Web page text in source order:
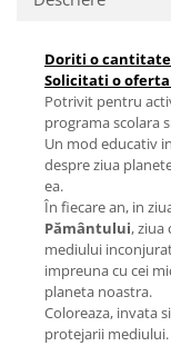
Doriti o
Solicitati o oferta
Potrivit pentru
programa scolara
Un mod educativ
despre ziua
ea.
În fiecare an, in
Pământului, ziua
mediului
impreuna cu cei
planeta noastra.
Coloreaza, invata
protejarii mediului.